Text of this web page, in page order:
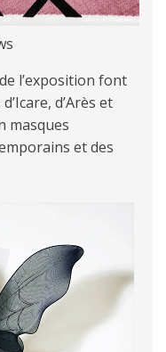
l’exposition font
d’Arès et
masques
et des